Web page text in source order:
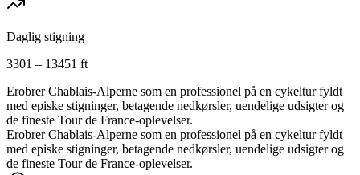
Daglig stigning
3301 – 13451 ft
Erobrer Chablais-Alperne som en professionel på en cykeltur fyldt
med episke stigninger, betagende nedkørsler, uendelige udsigter og
de fineste Tour de France-oplevelser.
Erobrer Chablais-Alperne som en professionel på en cykeltur fyldt
med episke stigninger, betagende nedkørsler, uendelige udsigter og
de fineste Tour de France-oplevelser.